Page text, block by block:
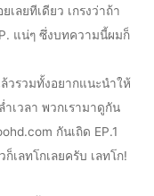
เลยทีเดียว เกรงว่าถ้า
แน่ๆ ซึ่งบทความนี้ผมก็
วรวมทั้งอยากแนะนำให้
เวลา พวกเรามาดูกัน
กันเถิด EP.1
เลทโกเลยครับ เลทโก!